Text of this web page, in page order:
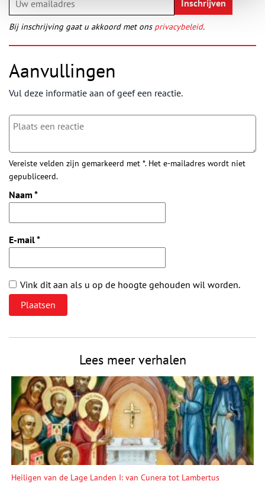
Bij inschrijving gaat u akkoord met ons privacybeleid.
Aanvullingen
Vul deze informatie aan of geef een reactie.
Vereiste velden zijn gemarkeerd met *. Het e-mailadres wordt niet
gepubliceerd.
Naam *
E-mail*
Vink dit aan als u op de hoogte gehouden wil worden.
Lees meer verhalen
Heiligen van de Lage Landen I: van Cunera tot Lambertus